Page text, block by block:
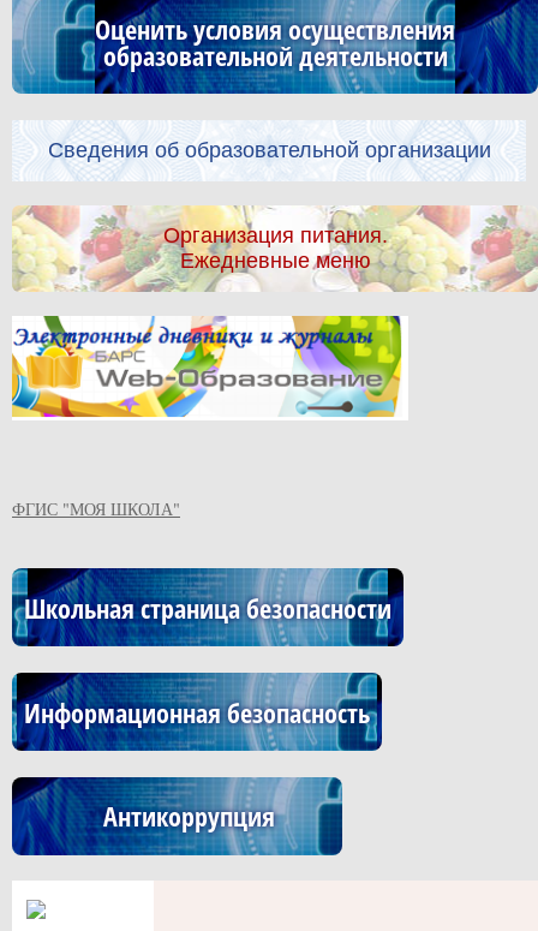
Оценить условия осуществления
образовательной деятельности
Сведения об образовательной организации
Организация питания.
Ежедневные меню
ФГИС "МОЯ ШКОЛА"
Школьная страница безопасности
Информационная безопасность
Антикоррупция